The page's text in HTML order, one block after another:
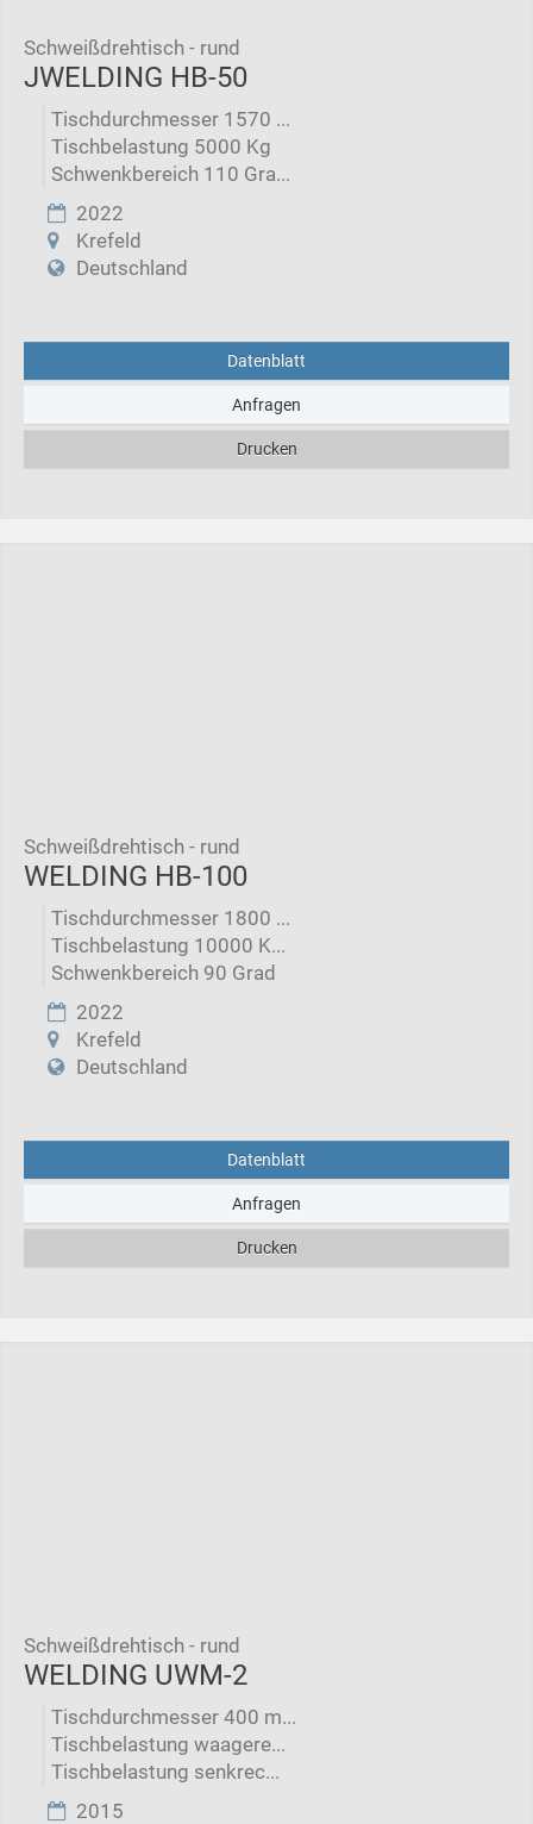
Schweißdrehtisch - rund
JWELDING HB-50
Tischdurchmesser 1570 ...
Tischbelastung 5000 Kg
Schwenkbereich 110 Gra...
2022
Krefeld
Deutschland
Datenblatt
Anfragen
Drucken
Schweißdrehtisch - rund
WELDING HB-100
Tischdurchmesser 1800 ...
Tischbelastung 10000 K...
Schwenkbereich 90 Grad
2022
Krefeld
Deutschland
Datenblatt
Anfragen
Drucken
Schweißdrehtisch - rund
WELDING UWM-2
Tischdurchmesser 400 m...
Tischbelastung waagere...
Tischbelastung senkrec...
2015